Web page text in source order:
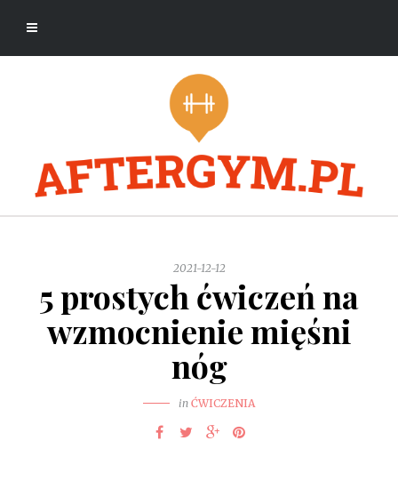
2021-12-12
5 prostych ćwiczeń na
wzmocnienie mięśni
nóg
in ĆWICZENIA